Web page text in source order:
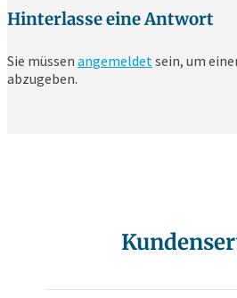
Hinterlasse eine Antwort
Sie müssen angemeldet sein, um
abzugeben.